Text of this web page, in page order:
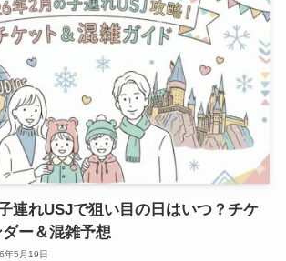
連れUSJで狙い目の日はいつ？チケ
ー＆混雑予想
年5月19日